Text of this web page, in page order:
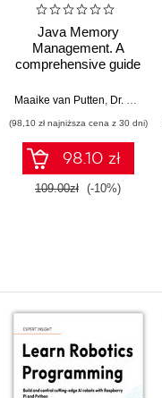
Java Memory
Management. A
comprehensive guide
and JVM tuning
Maaike van Putten Dr. Seán Kennedy
(98,10 zł najniższa cena z 30 dni)
98.10 zł
109.00zł (-10%)